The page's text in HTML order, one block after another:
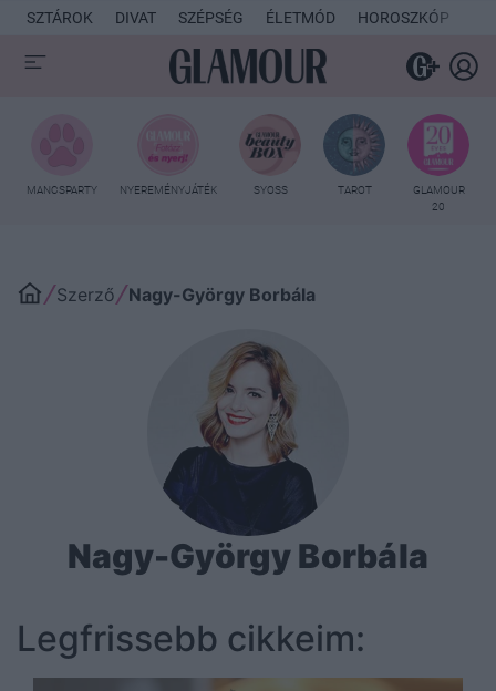
SZTÁROK DIVAT SZÉPSÉG ÉLETMÓD HOROSZKÓP
MANCSPARTY NYEREMÉNYJÁTÉK SYOSS TAROT
GLAMOUR
20
Szerző Nagy-György Borbála
Nagy-György Borbála
Legfrissebb cikkeim: